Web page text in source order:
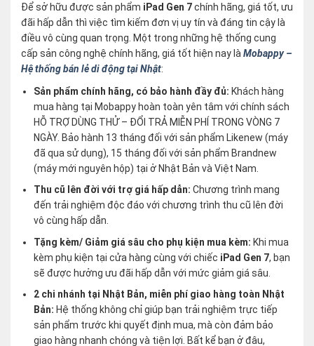
Để sở hữu được sản phẩm iPad Gen 7chính hãng, giá tốt, ưu
đãi hấp dẫn thì việc tìm kiếm đơn vị uy tín và đáng tin cậy là
điều vô cùng quan trọng. Một trong những hệ thống cung
cấp sản công nghệ chính hãng, giá tốt hiện nay là Mobappy –
Hệ thống bán lẻ di động tại Nhật:
Sản phẩm chính hãng, có bảo hành đầy đủ: Khách hàng
mua hàng tại Mobappy hoàn toàn yên tâm với chính sách
HỖ TRỢ DÙNG THỬ – ĐỔI TRẢ MIỄN PHÍ TRONG VÒNG 7
NGÀY. Bảo hành 13 tháng đối với sản phẩm Likenew (máy
đã qua sử dụng), 15 tháng đối với sản phẩm Brandnew
(máy mới nguyên hộp) tại ở Nhật Bản và Việt Nam.
Thu cũ lên đời với trợ giá hấp dẫn:Chương trình mang
đến trải nghiệm độc đáo với chương trình thu cũ lên đời
vô cùng hấp dẫn.
Tặng kèm/ Giảm giá sâu cho phụ kiện mua kèm: Khi mua
kèm phụ kiện tại cửa hàng cùng với chiếc iPad Gen 7, bạn
sẽ được hưởng ưu đãi hấp dẫn với mức giảm giá sâu.
2 chi nhánh tại Nhật Bản, miễn phí giao hàng toàn Nhật
Bản: Hệ thống không chỉ giúp bạn trải nghiệm trực tiếp
sản phẩm trước khi quyết định mua, mà còn đảm bảo
giao hàng nhanh chóng và tiện lợi. Bất kể bạn ở đâu,